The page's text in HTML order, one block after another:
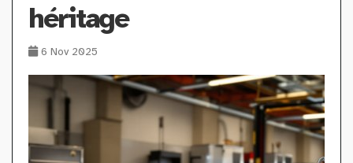
héritage
6 Nov 2025